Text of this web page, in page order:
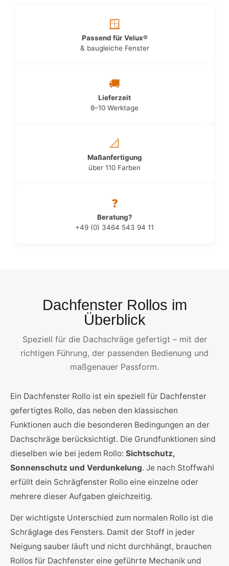
🪟
Passend für Velux®
& baugleiche Fenster
🚚
Lieferzeit
8–10 Werktage
📐
Maßanfertigung
über 110 Farben
❓
Beratung?
+49 (0) 3464 543 94 11
Dachfenster Rollos im
Überblick
Speziell für die Dachschräge gefertigt – mit der
richtigen Führung, der passenden Bedienung und
maßgenauer Passform.
Ein Dachfenster Rollo ist ein speziell für Dachfenster
gefertigtes Rollo, das neben den klassischen
Funktionen auch die besonderen Bedingungen an der
Dachschräge berücksichtigt. Die Grundfunktionen sind
dieselben wie bei jedem Rollo: Sichtschutz,
Sonnenschutz und Verdunkelung. Je nach Stoffwahl
erfüllt dein Schrägfenster Rollo eine einzelne oder
mehrere dieser Aufgaben gleichzeitig.
Der wichtigste Unterschied zum normalen Rollo ist die
Schräglage des Fensters. Damit der Stoff in jeder
Neigung sauber läuft und nicht durchhängt, brauchen
Rollos für Dachfenster eine geführte Mechanik und